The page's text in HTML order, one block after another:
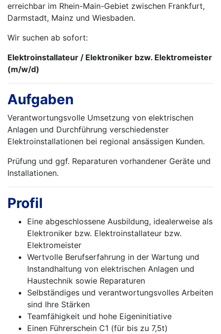
erreichbar im Rhein-Main-Gebiet zwischen Frankfurt,
Darmstadt, Mainz und Wiesbaden.
Wir suchen ab sofort:
Elektroinstallateur / Elektroniker bzw. Elektromeister
(m/w/d)
Aufgaben
Verantwortungsvolle Umsetzung von elektrischen
Anlagen und Durchführung verschiedenster
Elektroinstallationen bei regional ansässigen Kunden.
Prüfung und ggf. Reparaturen vorhandener Geräte und
Installationen.
Profil
Eine abgeschlossene Ausbildung, idealerweise als
Elektroniker bzw. Elektroinstallateur bzw.
Elektromeister
Wertvolle Berufserfahrung in der Wartung und
Instandhaltung von elektrischen Anlagen und
Haustechnik sowie Reparaturen
Selbständiges und verantwortungsvolles Arbeiten
sind Ihre Stärken
Teamfähigkeit und hohe Eigeninitiative
Einen Führerschein C1 (für bis zu 7,5t)